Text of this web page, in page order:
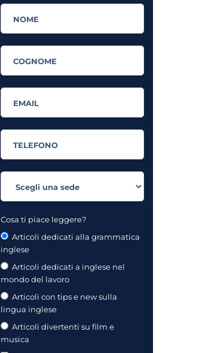
Cosa ti piace leggere?
Articoli dedicati alla grammatica
inglese
Articoli dedicati a inglese nel
mondo del lavoro
Articoli con tips e new sulla
lingua inglese
Articoli divertenti su film e
musica